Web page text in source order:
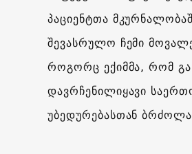
პაციენტთა
შევასრულო ჩემი
როგორც ექიმმა, რომ
დავრჩენილიყავი
უბედურებასთან